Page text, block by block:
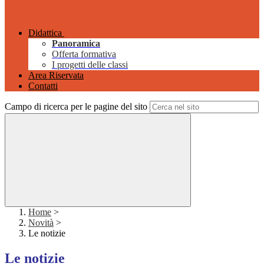
Didattica
Panoramica
Offerta formativa
I progetti delle classi
Area Riservata
Contatti
Campo di ricerca per le pagine del sito
Home >
Novità >
Le notizie
Le notizie